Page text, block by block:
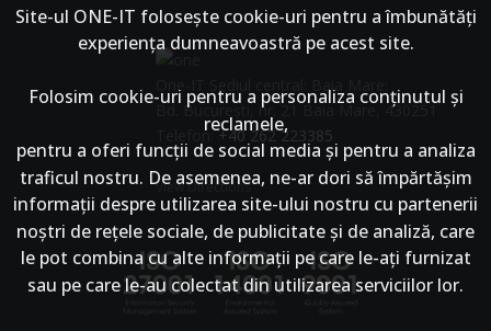
Bd. București, nr. 21 Baia Mare, 430251
Telefon:+40 262 223385
View Directions
Site-ul ONE-IT foloseşte cookie-uri pentru a îmbunătăți
experiența dumneavoastră pe acest site.
Folosim cookie-uri pentru a personaliza conținutul și
reclamele,
pentru a oferi funcții de social media și pentru a analiza
traficul nostru. De asemenea, ne-ar dori să împărtășim
informații despre utilizarea site-ului nostru cu partenerii
noștri de rețele sociale, de publicitate și de analiză, care
le pot combina cu alte informații pe care le-ați furnizat
sau pe care le-au colectat din utilizarea serviciilor lor.